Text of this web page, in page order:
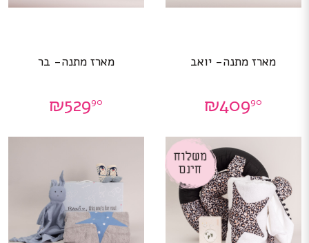
מארז מתנה- יואב
₪40990
מארז מתנה- בר
₪52990